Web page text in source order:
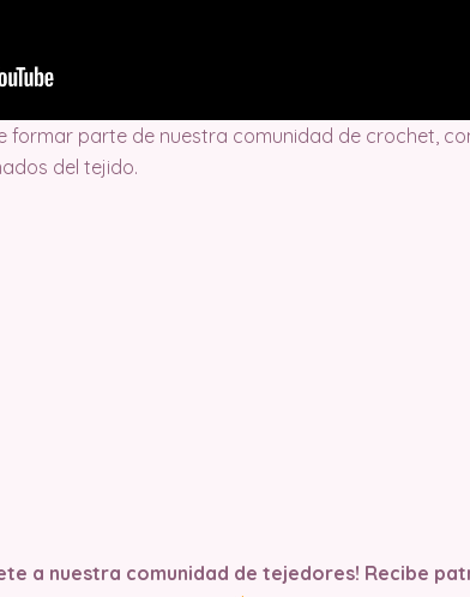
formar parte de nuestra comunidad de crochet,
del tejido.
a nuestra comunidad de tejedores! Recibe